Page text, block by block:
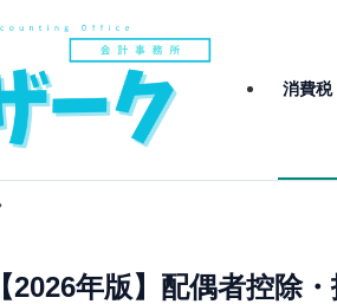
消費
【2026年版】配偶者控除